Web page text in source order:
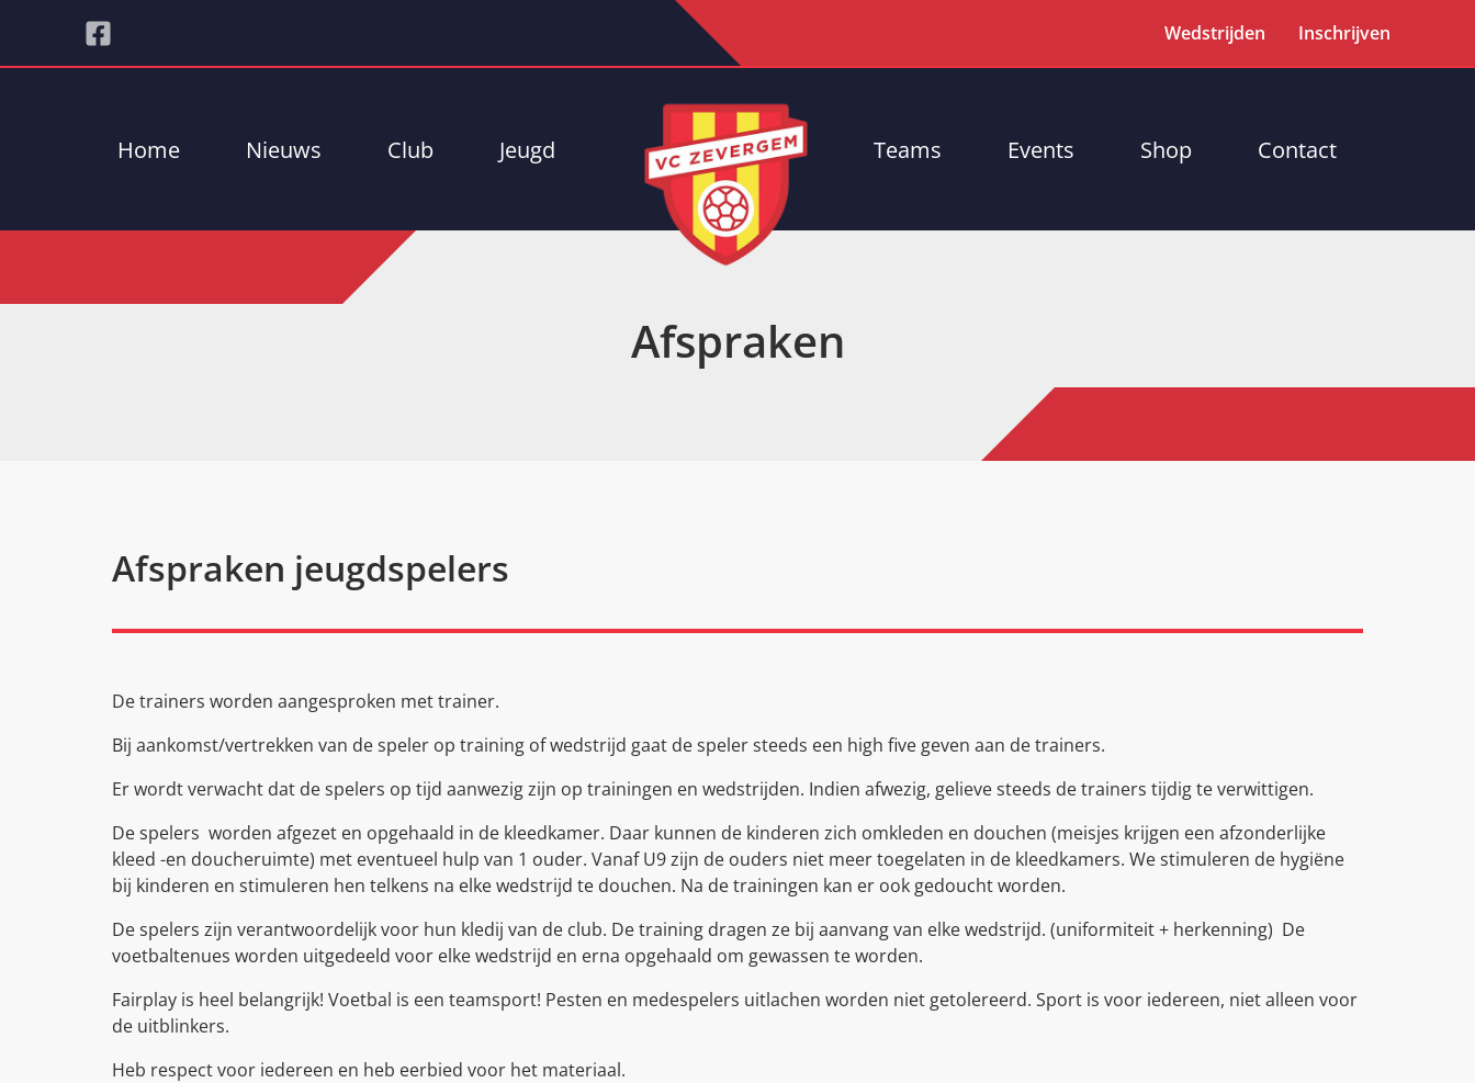
Wedstrijden Inschrijven
Home Nieuws Club Jeugd Teams Events Shop Contact
Afspraken
Afspraken jeugdspelers
De trainers worden aangesproken met trainer.
Bij aankomst/vertrekken van de speler op training of wedstrijd gaat de speler steeds een high five geven aan de trainers.
Er wordt verwacht dat de spelers op tijd aanwezig zijn op trainingen en wedstrijden. Indien afwezig, gelieve steeds de trainers tijdig te verwittigen.
De spelers worden afgezet en opgehaald in de kleedkamer. Daar kunnen de kinderen zich omkleden en douchen (meisjes krijgen een afzonderlijke
kleed -en doucheruimte) met eventueel hulp van 1 ouder. Vanaf U9 zijn de ouders niet meer toegelaten in de kleedkamers. We stimuleren de hygiëne
bij kinderen en stimuleren hen telkens na elke wedstrijd te douchen. Na de trainingen kan er ook gedoucht worden.
De spelers zijn verantwoordelijk voor hun kledij van de club. De training dragen ze bij aanvang van elke wedstrijd. (uniformiteit + herkenning) De
voetbaltenues worden uitgedeeld voor elke wedstrijd en erna opgehaald om gewassen te worden.
Fairplay is heel belangrijk! Voetbal is een teamsport! Pesten en medespelers uitlachen worden niet getolereerd. Sport is voor iedereen, niet alleen voor
de uitblinkers.
Heb respect voor iedereen en heb eerbied voor het materiaal.